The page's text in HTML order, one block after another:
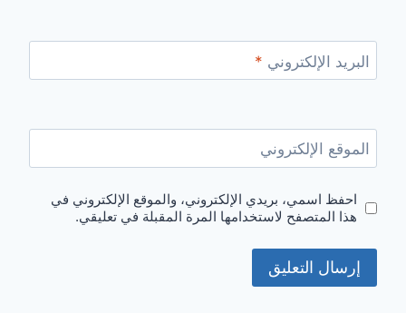
البريد الإلكتروني *
الموقع الإلكتروني
احفظ اسمي، بريدي الإلكتروني، والموقع الإلكتروني في
هذا المتصفح لاستخدامها المرة المقبلة في تعليقي.